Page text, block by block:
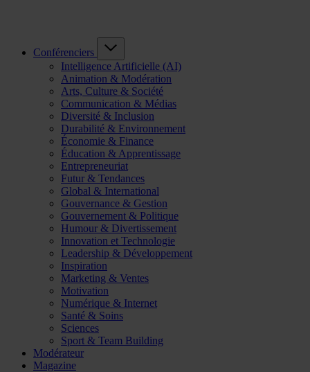
Conférenciers
Intelligence Artificielle (AI)
Animation & Modération
Arts, Culture & Société
Communication & Médias
Diversité & Inclusion
Durabilité & Environnement
Économie & Finance
Éducation & Apprentissage
Entrepreneuriat
Futur & Tendances
Global & International
Gouvernance & Gestion
Gouvernement & Politique
Humour & Divertissement
Innovation et Technologie
Leadership & Développement
Inspiration
Marketing & Ventes
Motivation
Numérique & Internet
Santé & Soins
Sciences
Sport & Team Building
Modérateur
Magazine